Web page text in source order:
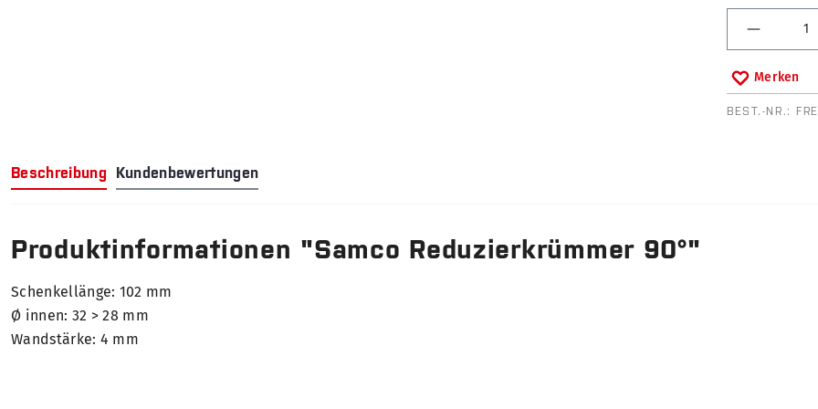
Merken
BEST.-NR.:
Beschreibung Kundenbewertungen
Produktinformationen "Samco Reduzierkrümmer 90°"
Schenkellänge: 102 mm
Ø innen: 32 > 28 mm
Wandstärke: 4 mm